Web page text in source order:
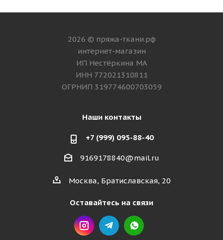
2026 © пряжа-ткани.рф
интернет-магазин
ИП Нестёркина МА
ИНН 772021310811
ОГРНИП 319774600703059
Наши контакты
+7 (999) 095-88-40
9169178840@mail.ru
Москва, Братиславская, 20
Оставайтесь на связи